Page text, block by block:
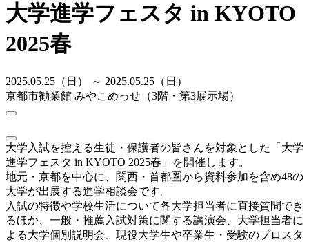
大学進学フェスタ in KYOTO
2025春
2025.05.25（日） ～ 2025.05.25（日）
京都市勧業館 みやこめっせ（3階・第3展示場）
大学入試を控える生徒・保護者の皆さんを対象とした「大学
進学フェスタ in KYOTO 2025春」を開催します。
​地元・京都を中心に、関西・首都圏から資料参加を含め48の
大学が出展する進学相談会です。
入試の特徴や学校生活について各大学担当者に直接質問でき
るほか、一般・推薦入試対策に関する講演会、大学担当者に
よる大学個別説明会、現役大学生や卒業生・受験のプロスタ